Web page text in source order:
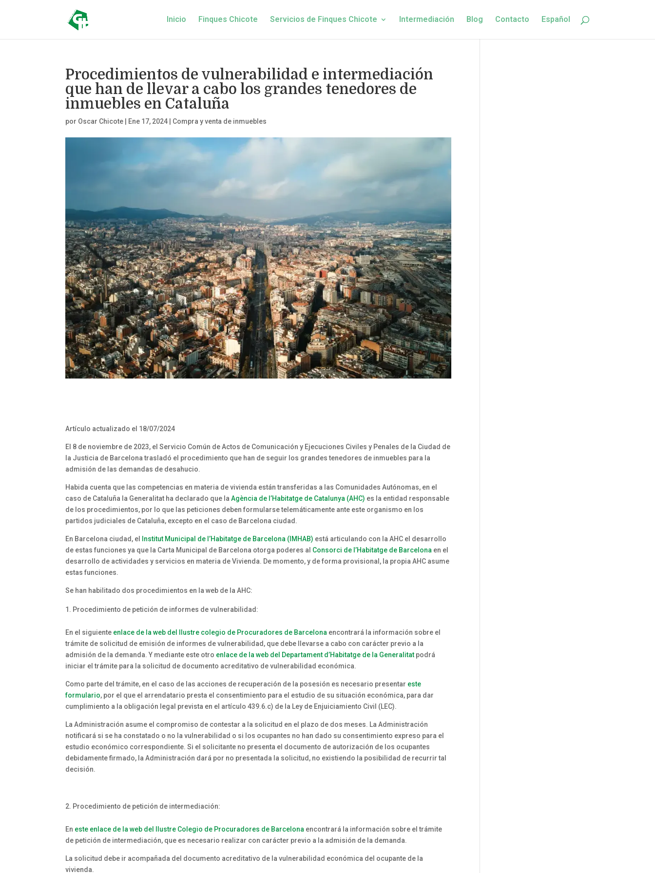
Inicio Finques Chicote Servicios de Finques Chicote Intermediación Blog Contacto Español
Procedimientos de vulnerabilidad e intermediación
que han de llevar a cabo los grandes tenedores de
inmuebles en Cataluña
por Oscar Chicote Ene 17, 2024 Compra y venta de inmuebles
Artículo actualizado el 18/07/2024
El 8 de noviembre de 2023, el Servicio Común de Actos de Comunicación y Ejecuciones Civiles y Penales de la Ciudad de
la Justicia de Barcelona trasladó el procedimiento que han de seguir los grandes tenedores de inmuebles para la
admisión de las demandas de desahucio.
Habida cuenta que las competencias en materia de vivienda están transferidas a las Comunidades Autónomas, en el
caso de Cataluña la Generalitat ha declarado que laAgència de l’Habitatge de Catalunya (AHC) es la entidad responsable
de los procedimientos, por lo que las peticiones deben formularse telemáticamente ante este organismo en los
partidos judiciales de Cataluña, excepto en el caso de Barcelona ciudad.
En Barcelona ciudad, el Institut Municipal de l’Habitatge de Barcelona (IMHAB) está articulando con la AHC el desarrollo
de estas funciones ya que la Carta Municipal de Barcelona otorga poderes al Consorci de l’Habitatge de Barcelona en el
desarrollo de actividades y servicios en materia de Vivienda. De momento, y de forma provisional, la propia AHC asume
estas funciones.
Se han habilitado dos procedimientos en la web de la AHC:
Procedimiento de petición de informes de vulnerabilidad:
En el siguiente enlace de la web del Ilustre colegio de Procuradores de Barcelona encontrará la información sobre el
trámite de solicitud de emisión de informes de vulnerabilidad, que debe llevarse a cabo con carácter previo a la
admisión de la demanda. Y mediante este otro enlace de la web del Departament d’Habitatge de la Generalitat podrá
iniciar el trámite para la solicitud de documento acreditativo de vulnerabilidad económica.
Como parte del trámite, en el caso de las acciones de recuperación de la posesión es necesario presentar este
formulario, por el que el arrendatario presta el consentimiento para el estudio de su situación económica, para dar
cumplimiento a la obligación legal prevista en el artículo 439.6.c) de la Ley de Enjuiciamiento Civil (LEC).
La Administración asume el compromiso de contestar a la solicitud en el plazo de dos meses. La Administración
notificará si se ha constatado o no la vulnerabilidad o si los ocupantes no han dado su consentimiento expreso para el
estudio económico correspondiente. Si el solicitante no presenta el documento de autorización de los ocupantes
debidamente firmado, la Administración dará por no presentada la solicitud, no existiendo la posibilidad de recurrir tal
decisión.
Procedimiento de petición de intermediación:
En este enlace de la web del Ilustre Colegio de Procuradores de Barcelona encontrará la información sobre el trámite
de petición de intermediación, que es necesario realizar con carácter previo a la admisión de la demanda.
La solicitud debe ir acompañada del documento acreditativo de la vulnerabilidad económica del ocupante de la
vivienda.